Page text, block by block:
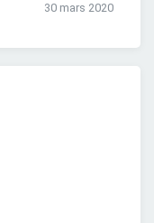
30 mars 2020